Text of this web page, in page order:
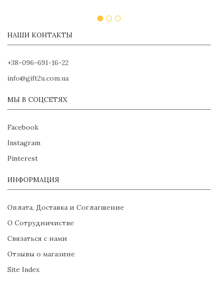
НАШИ КОНТАКТЫ
+38-096-691-16-22
info@gift2u.com.ua
МЫ В СОЦСЕТЯХ
Facebook
Instagram
Pinterest
ИНФОРМАЦИЯ
Оплата, Доставка и Соглагшение
О Сотрудничистве
Связаться с нами
Отзывы о магазине
Site Index